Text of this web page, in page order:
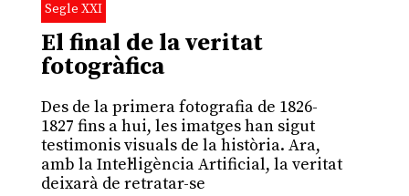
Segle XXI
El final de la veritat
fotogràfica
Des de la primera fotografia de 1826-
1827 fins a hui, les imatges han sigut
testimonis visuals de la història. Ara,
amb la Intel·ligència Artificial, la veritat
deixarà de retratar-se